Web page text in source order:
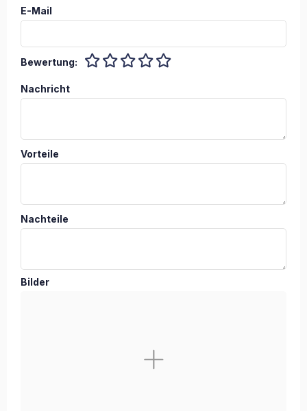
E-Mail
Bewertung:
Nachricht
Vorteile
Nachteile
Bilder